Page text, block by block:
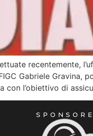
recentemente,
Gabriele Gravina,
con l’obiettivo di